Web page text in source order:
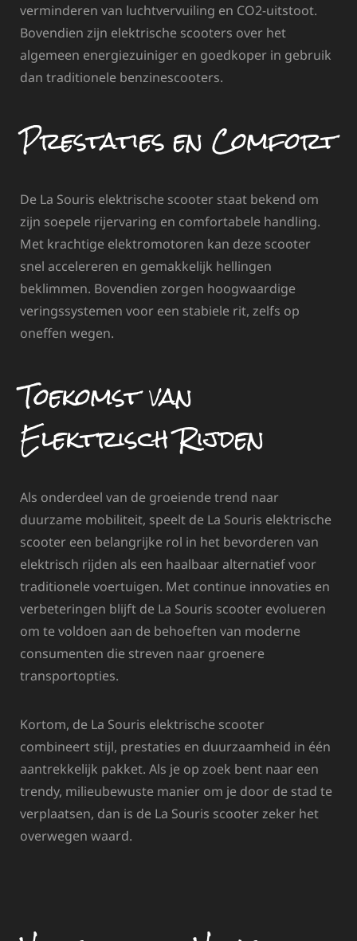
verminderen van luchtvervuiling en CO2-uitstoot.
Bovendien zijn elektrische scooters over het
algemeen energiezuiniger en goedkoper in gebruik
dan traditionele benzinescooters.
Prestaties en Comfort
De La Souris elektrische scooter staat bekend om
zijn soepele rijervaring en comfortabele handling.
Met krachtige elektromotoren kan deze scooter
snel accelereren en gemakkelijk hellingen
beklimmen. Bovendien zorgen hoogwaardige
veringssystemen voor een stabiele rit, zelfs op
oneffen wegen.
Toekomst van
Elektrisch Rijden
Als onderdeel van de groeiende trend naar
duurzame mobiliteit, speelt de La Souris elektrische
scooter een belangrijke rol in het bevorderen van
elektrisch rijden als een haalbaar alternatief voor
traditionele voertuigen. Met continue innovaties en
verbeteringen blijft de La Souris scooter evolueren
om te voldoen aan de behoeften van moderne
consumenten die streven naar groenere
transportopties.
Kortom, de La Souris elektrische scooter
combineert stijl, prestaties en duurzaamheid in één
aantrekkelijk pakket. Als je op zoek bent naar een
trendy, milieubewuste manier om je door de stad te
verplaatsen, dan is de La Souris scooter zeker het
overwegen waard.